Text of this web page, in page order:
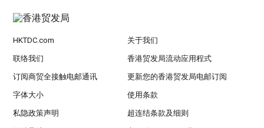
HKTDC.com 关于我们
联络我们 香港贸发局流动应用程式
订阅商贸全接触电邮通讯 更新您的香港贸发局电邮订阅
字体大小 使用条款
私隐政策声明 超连结条款及细则